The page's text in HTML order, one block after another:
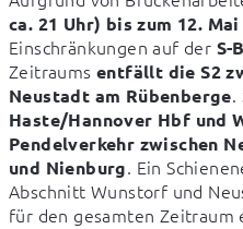
ca. 21 Uhr) bis zum 12.
Einschränkungen auf der S-
Zeitraums entfällt die S2
Neustadt am Rübenberge.
Haste/Hannover Hbf und
Pendelverkehr zwischen
und Nienburg. Ein
Abschnitt Wunstorf und
für den gesamten Zeitraum